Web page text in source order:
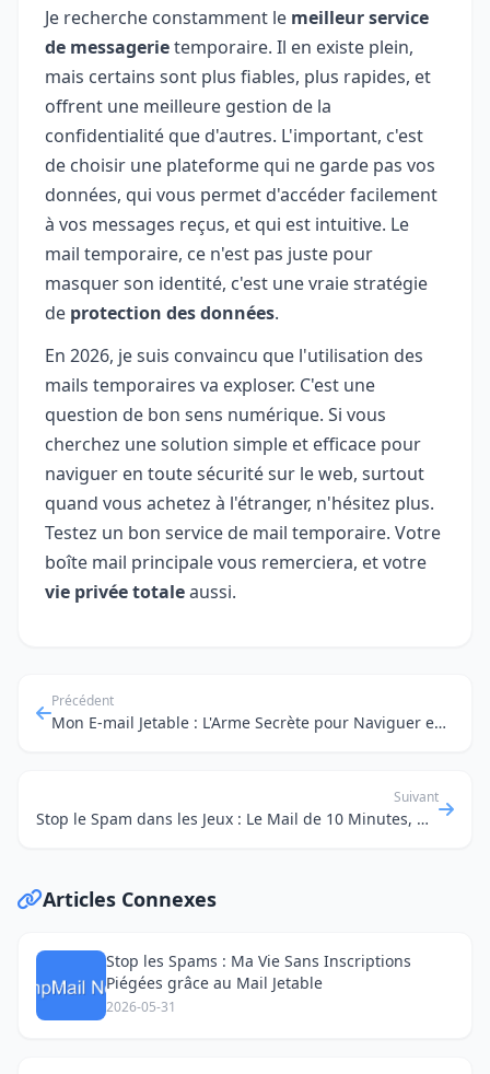
Je recherche constamment le meilleur service
de messagerietemporaire. Il en existe plein,
mais certains sont plus fiables, plus rapides, et
offrent une meilleure gestion de la
confidentialité que d'autres. L'important, c'est
de choisir une plateforme qui ne garde pas vos
données, qui vous permet d'accéder facilement
à vos messages reçus, et qui est intuitive. Le
mail temporaire, ce n'est pas juste pour
masquer son identité, c'est une vraie stratégie
de protection des données.
En 2026, je suis convaincu que l'utilisation des
mails temporaires va exploser. C'est une
question de bon sens numérique. Si vous
cherchez une solution simple et efficace pour
naviguer en toute sécurité sur le web, surtout
quand vous achetez à l'étranger, n'hésitez plus.
Testez un bon service de mail temporaire. Votre
boîte mail principale vous remerciera, et votre
vie privée totaleaussi.
Précédent
Mon E-mail Jetable : L'Arme Secrète pour Naviguer en Toute Discrétion (et Fuir les Spams !)
Suivant
Stop le Spam dans les Jeux : Le Mail de 10 Minutes, Mon Secret !
Articles Connexes
Stop les Spams : Ma Vie Sans Inscriptions
Piégées grâce au Mail Jetable
2026-05-31